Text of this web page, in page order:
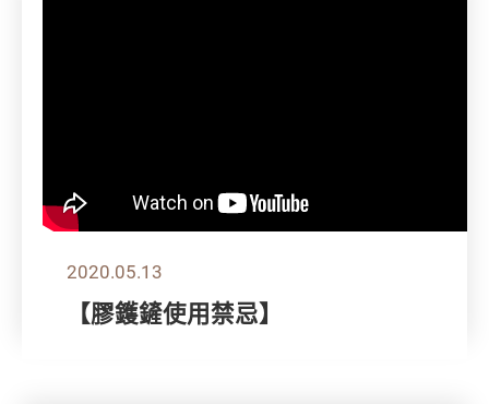
2020.05.13
【膠鑊鏟使用禁忌】